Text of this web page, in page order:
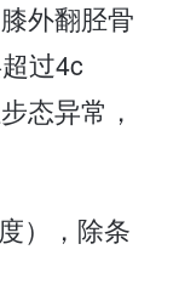
外翻胫骨
过4c
态异常，
），除条